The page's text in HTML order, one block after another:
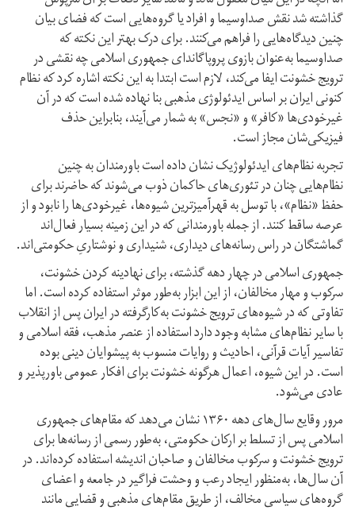
گذاشته شد نقش صداوسیما و افراد یا گروه‌هایی است که فضای بیان
چنین دیدگاه‌هایی را فراهم می‌کنند. برای درک بهتر این نکته که
صداوسیما به‌عنوان بازوی پروپاگاندای جمهوری اسلامی چه نقشی در
ترویج خشونت ایفا می‌کند، لازم است ابتدا به این نکته اشاره کرد که نظام
کنونی ایران بر اساس ایدئولوژی مذهبی بنا نهاده شده است که در آن
غیرخودی‌ها «کافر» و «نجس» به شمار می‌آیند، بنابراین حذف
فیزیکی‌شان مجاز است.
تجربه نظام‌های ایدئولوژیک نشان داده است باورمندان به چنین
نظام‌هایی چنان در تئوری‌های حاکمان ذوب می‌شوند که حاضرند برای
حفظ «نظام»، با توسل به قهر‌آمیزترین شیوه‌ها، غیرخودی‌ها را نابود و از
عرصه ساقط کنند. از جمله باورمندانی که در این زمینه بسیار فعال‌اند
گماشتگان در راس رسانه‌های دیداری، شنیداری و نوشتاریِ حکومتی‌اند.
جمهوری اسلامی در چهار دهه گذشته، برای نهادینه کردن خشونت،
سرکوب و مهار مخالفان، از این ابزار به‌طور موثر استفاده کرده است. اما
تفاوتی که در شیوه‌های ترویج خشونت به‌کار‌گرفته در ایران پس از انقلاب
با سایر نظام‌های مشابه وجود دارد استفاده از عنصر مذهب، فقه اسلامی و
تفاسیر آیات قرآنی، احادیث و روایات منسوب به پیشوایان دینی بوده
است. در این شیوه، اعمال هرگونه خشونت برای افکار عمومی باور‌پذیر و
عادی می‌شود.
مرور وقایع سال‌های دهه ۱۳۶۰ نشان می‌دهد که مقام‌های جمهوری
اسلامی پس از تسلط بر ارکان حکومتی، به‌طور رسمی از رسانه‌ها برای
ترویج خشونت و سرکوب مخالفان و صاحبان اندیشه استفاده کرده‌اند. در
آن سال‌ها، به‌منظور ایجاد رعب و وحشت فراگیر در جامعه و اعضای
گروه‌های سیاسی مخالف، از طریق مقام‌های مذهبی و قضایی مانند